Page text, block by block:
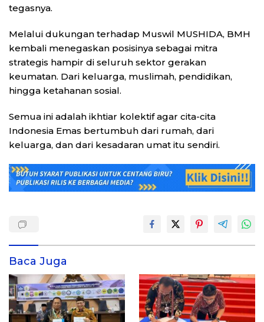
tegasnya.
Melalui dukungan terhadap Muswil MUSHIDA, BMH
kembali menegaskan posisinya sebagai mitra
strategis hampir di seluruh sektor gerakan
keumatan. Dari keluarga, muslimah, pendidikan,
hingga ketahanan sosial.
Semua ini adalah ikhtiar kolektif agar cita-cita
Indonesia Emas bertumbuh dari rumah, dari
keluarga, dan dari kesadaran umat itu sendiri.
Baca Juga